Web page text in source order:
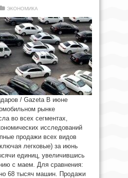
ЭКОНОМИКА
/ Gazeta В июне
рынке
во всех сегментах,
исследований
продажи всех видов
легковые) за июнь
единиц, увеличившись
с маем. Для сравнения:
68 тысяч машин. Продажи